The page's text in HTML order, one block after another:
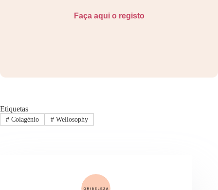
Faça aqui o registo
Etiquetas
#Colagénio #Wellosophy